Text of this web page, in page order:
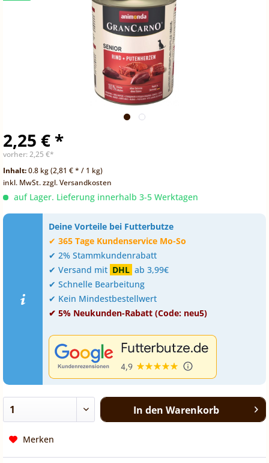
2,25 € *
vorher: 2,25 €*
Inhalt:0.8 kg (2,81 € * / 1 kg)
inkl. MwSt.zzgl. Versandkosten
auf Lager. Lieferung innerhalb 3-5 Werktagen
Deine Vorteile bei Futterbutze
✔ 365 Tage Kundenservice Mo-So
✔ 2% Stammkundenrabatt
✔ Versand mit DHL ab 3,99€
✔ Schnelle Bearbeitung
✔ Kein Mindestbestellwert
✔ 5% Neukunden-Rabatt (Code: neu5)
In den Warenkorb
Merken